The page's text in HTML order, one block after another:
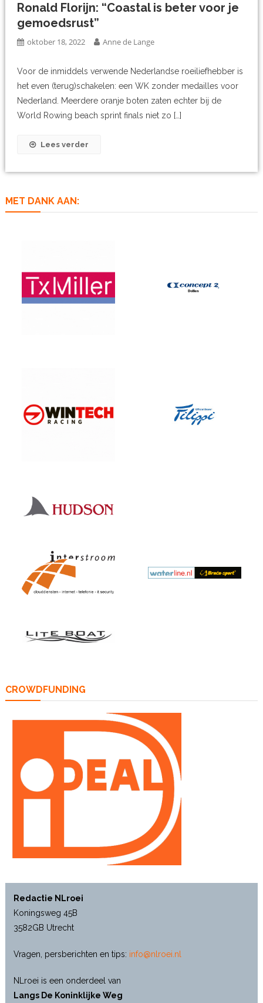
Ronald Florijn: “Coastal is beter voor je
gemoedsrust”
oktober 18, 2022 Anne de Lange
Voor de inmiddels verwende Nederlandse roeiliefhebber is
het even (terug)schakelen: een WK zonder medailles voor
Nederland. Meerdere oranje boten zaten echter bij de
World Rowing beach sprint finals niet zo […]
Lees verder
MET DANK AAN:
CROWDFUNDING
Redactie NLroei
Koningsweg 45B
3582GB Utrecht
Vragen, persberichten en tips: info@nlroei.nl
NLroei is een onderdeel van
Langs De Koninklijke Weg